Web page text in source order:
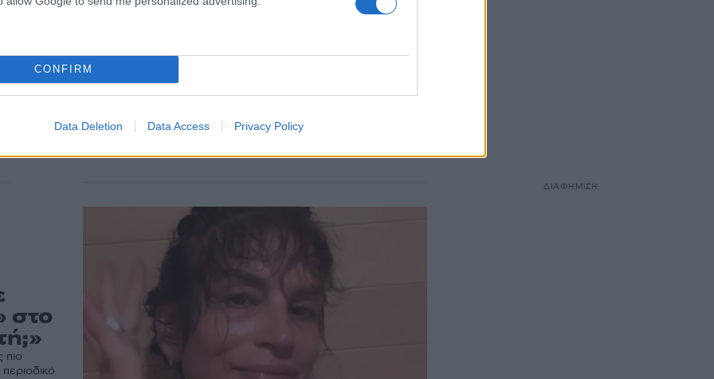
CONFIRM
Data Deletion Data Access Privacy Policy
11:2730.05.23
Το ξεχωριστό μήνυμα αγάπης
σύζυγο της για τα 25 χρόνια
γάμου
Κρόφορντ είπε στον σύζυγό της, Ράντι Γκέρμπερ το «χρόνια
πολλά» για την 25η επέτειο...
στο
πιο
ΔΙΑΦΗΜΙΣΗ